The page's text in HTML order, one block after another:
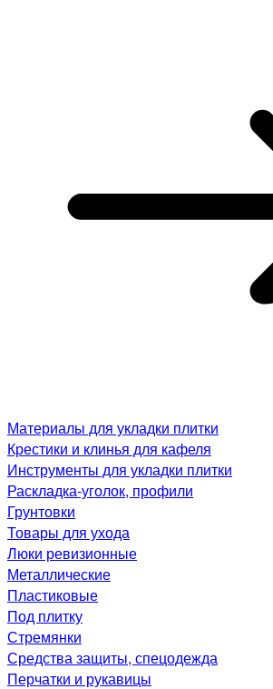
Материалы для укладки плитки
Крестики и клинья для кафеля
Инструменты для укладки плитки
Раскладка-уголок, профили
Грунтовки
Товары для ухода
Люки ревизионные
Металлические
Пластиковые
Под плитку
Стремянки
Средства защиты, спецодежда
Перчатки и рукавицы